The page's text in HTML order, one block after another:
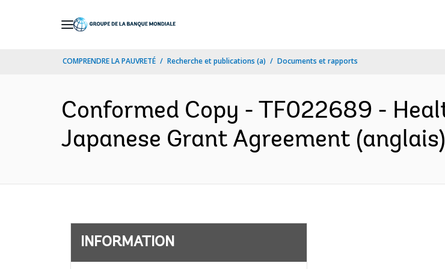
COMPRENDRE LA PAUVRETÉ Recherche et publications (a) Documents et rapports
Conformed Copy - TF022689 -
Japanese Grant Agreement (anglais)
INFORMATION